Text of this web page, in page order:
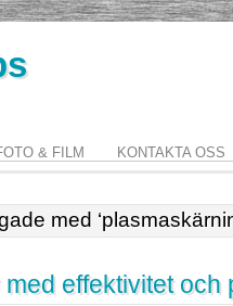
& FILM KONTAKTA OSS
med
effektivitet och